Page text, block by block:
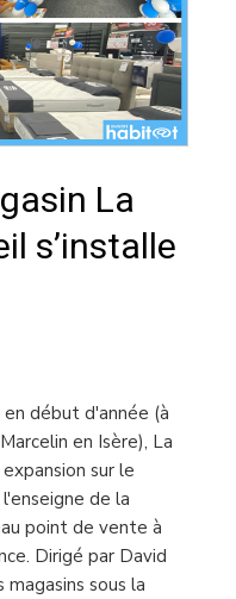
La
s’installe
début d'année (à
en Isère), La
sur le
de la
point de vente à
Dirigé par David
sous la